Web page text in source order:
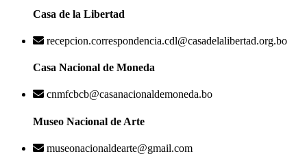
Casa de la Libertad
recepcion.correspondencia.cdl@casadelalibertad.org.bo
Casa Nacional de Moneda
cnmfcbcb@casanacionaldemoneda.bo
Museo Nacional de Arte
museonacionaldearte@gmail.com